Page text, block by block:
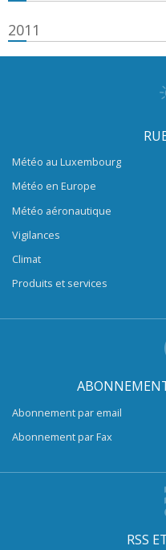
2011
Météo au Luxembourg
Météo en Europe
Météo aéronautique
Vigilances
Climat
Produits et services
Abonnement par email
Abonnement par Fax
RSS